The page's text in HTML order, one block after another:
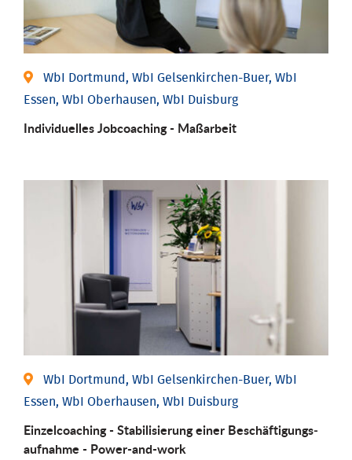
WbI Dortmund, WbI Gelsenkirchen-Buer, WbI
Essen, WbI Oberhausen, WbI Duisburg
Individu­elles Job­coaching - Maßarbeit
WbI Dortmund, WbI Gelsenkirchen-Buer, WbI
Essen, WbI Oberhausen, WbI Duisburg
Einzel­coaching - Stabili­sierung einer Be­schäftigungs­
aufnahme - Power-and-work